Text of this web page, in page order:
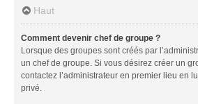
Haut
Comment devenir chef de groupe ?
Lorsque des groupes sont créés par
un chef de groupe. Si vous désirez créer un
contactez l’administrateur en premier lieu en
privé.